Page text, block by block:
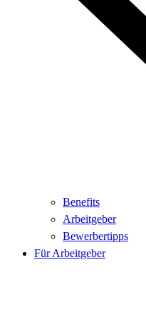
Benefits
Arbeitgeber
Bewerbertipps
Für Arbeitgeber